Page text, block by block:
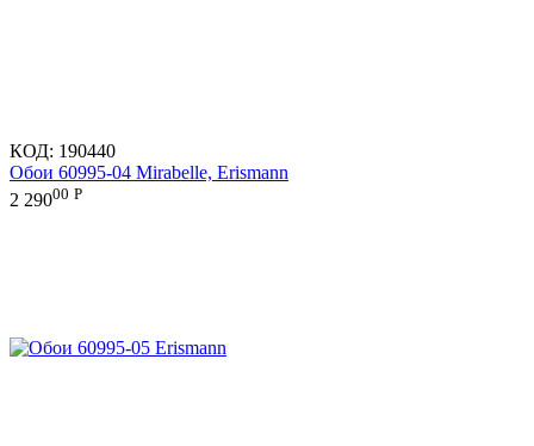
КОД: 190440
Обои 60995-04 Mirabelle, Erismann
2 29000 Р